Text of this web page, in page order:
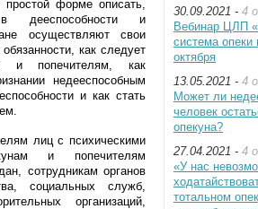
форме описать,
дееспособности и
осуществляют свои
как следует
и попечителям, как
недееспособным
и как стать
лиц с психическими
и попечителям
сотрудникам органов
социальных служб,
организаций,
30.09.2021 - 4
Вебинар ЦЛП
система
октября
13.05.2021 - 4
Может ли
человек
опекуна?
27.04.2021 - 4
«У нас
тотальном